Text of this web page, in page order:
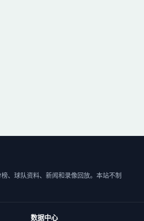
、球队资料、新闻和录像回放。本站不制
数据中心